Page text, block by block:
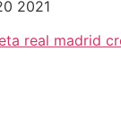
real madrid